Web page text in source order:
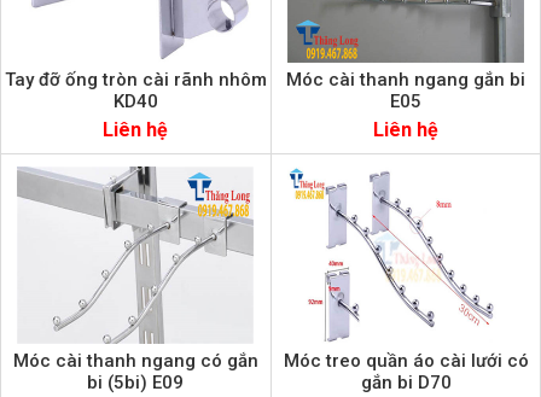
Tay đỡ ống tròn cài rãnh nhôm
KD40
Liên hệ
Móc cài thanh ngang gắn bi
E05
Liên hệ
Móc cài thanh ngang có gắn
bi (5bi) E09
Móc treo quần áo cài lưới có
gắn bi D70